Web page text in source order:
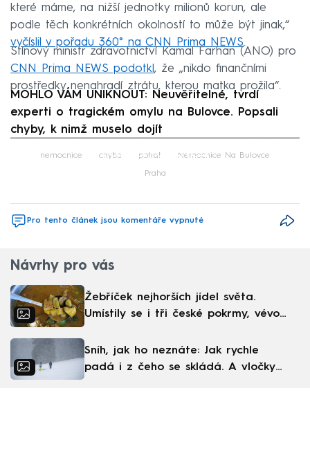
které máme, na nižší jednotky milionů korun, ale
podle těch konkrétních okolností to může být jinak,“
vyčíslil v pořadu 360° na CNN Prima NEWS.
Stínový ministr zdravotnictví Kamal Farhan (ANO) pro
CNN Prima NEWS podotkl, že „nikdo finančními
prostředky nenahradí ztrátu, kterou matka prožila“.
MOHLO VÁM UNIKNOUT: Neuvěřitelné, tvrdí
experti o tragickém omylu na Bulovce. Popsali
chyby, k nimž muselo dojít
Failed to fetch
nemocnice chyba potrat Nemocnice Na Bulovce
Praha
Pro tento článek jsou komentáře vypnuté
Návrhy pro vás
Žebříček nejhorších jídel světa.
Umístily se i tři české pokrmy, vévodí
Sníh, jak ho neznáte: Jak rychle
padá i z čeho se skládá. A vločky